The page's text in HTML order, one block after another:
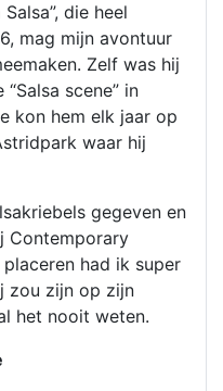
die heel
mag mijn avontuur
Zelf was hij
scene” in
kon hem elk jaar op
waar hij
gegeven en
Contemporary
had ik super
zou zijn op zijn
het nooit weten.